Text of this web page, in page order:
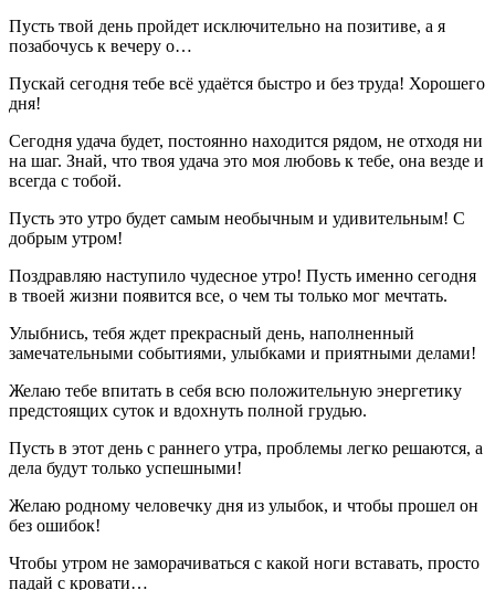
Пусть твой день пройдет исключительно на позитиве, а я
позабочусь к вечеру о…
Пускай сегодня тебе всё удаётся быстро и без труда! Хорошего
дня!
Сегодня удача будет, постоянно находится рядом, не отходя ни
на шаг. Знай, что твоя удача это моя любовь к тебе, она везде и
всегда с тобой.
Пусть это утро будет самым необычным и удивительным! С
добрым утром!
Поздравляю наступило чудесное утро! Пусть именно сегодня
в твоей жизни появится все, о чем ты только мог мечтать.
Улыбнись, тебя ждет прекрасный день, наполненный
замечательными событиями, улыбками и приятными делами!
Желаю тебе впитать в себя всю положительную энергетику
предстоящих суток и вдохнуть полной грудью.
Пусть в этот день с раннего утра, проблемы легко решаются, а
дела будут только успешными!
Желаю родному человечку дня из улыбок, и чтобы прошел он
без ошибок!
Чтобы утром не заморачиваться с какой ноги вставать, просто
падай с кровати…